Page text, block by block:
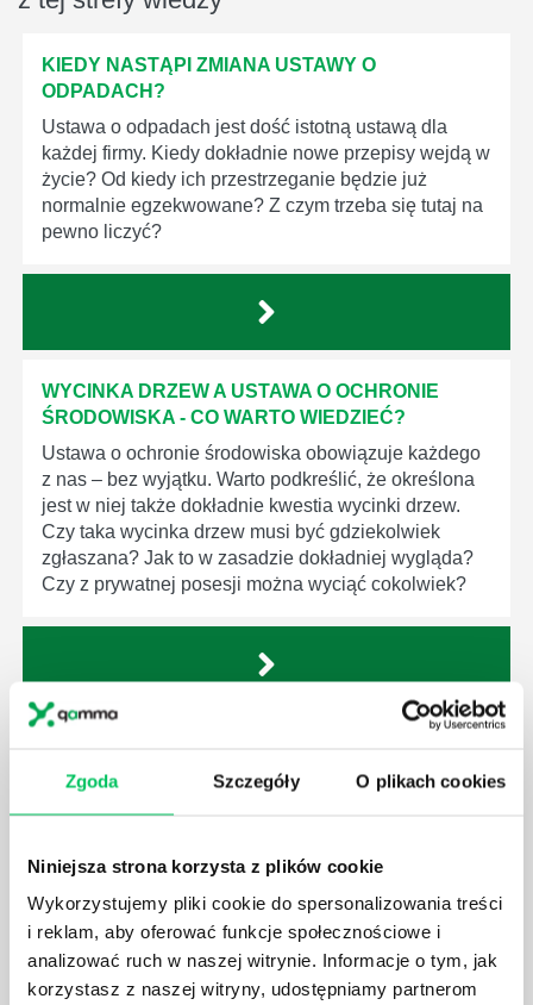
Zgoda Szczegóły O plikach cookies
Niniejsza strona korzysta z plików cookie
Wykorzystujemy pliki cookie do spersonalizowania treści
i reklam, aby oferować funkcje społecznościowe i
analizować ruch w naszej witrynie. Informacje o tym, jak
korzystasz z naszej witryny, udostępniamy partnerom
KIEDY NASTĄPI ZMIANA USTAWY O
ODPADACH?
Ustawa o odpadach jest dość istotną ustawą dla
każdej firmy. Kiedy dokładnie nowe przepisy wejdą w
życie? Od kiedy ich przestrzeganie będzie już
normalnie egzekwowane? Z czym trzeba się tutaj na
pewno liczyć?
WYCINKA DRZEW A USTAWA O OCHRONIE
ŚRODOWISKA - CO WARTO WIEDZIEĆ?
Ustawa o ochronie środowiska obowiązuje każdego
z nas – bez wyjątku. Warto podkreślić, że określona
jest w niej także dokładnie kwestia wycinki drzew.
Czy taka wycinka drzew musi być gdziekolwiek
zgłaszana? Jak to w zasadzie dokładniej wygląda?
Czy z prywatnej posesji można wyciąć cokolwiek?
Prawo wodne to dość skomplikowane prawo w
egzekwowanie prawa wodnego? Na te pytania